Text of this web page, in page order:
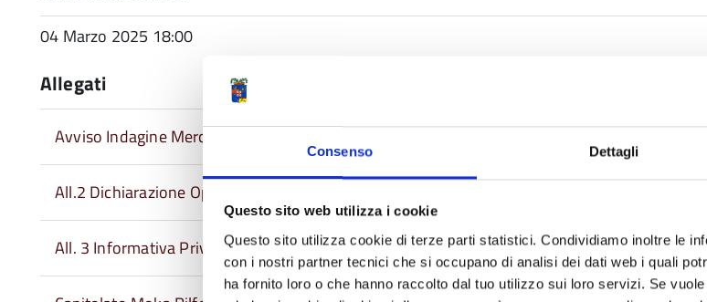
Consenso Dettagli
Questo sito web utilizza i cookie
Questo sito utilizza cookie di terze parti statistici. Condividiamo inoltre le
con i nostri partner tecnici che si occupano di analisi dei dati web i quali
ha fornito loro o che hanno raccolto dal tuo utilizzo sui loro servizi. Se
04 Marzo 2025 18:00
Allegati
Avviso Indagine Mercato Firmato
All.2 Dichiarazione Operatore
All. 3 Informativa Privacy